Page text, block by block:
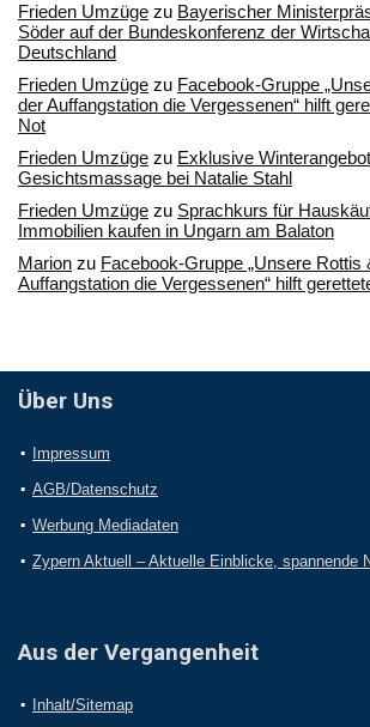
Frieden Umzüge zu Bayerischer
Söder auf der Bundeskonferenz der
Deutschland
Frieden Umzüge zu Facebook-Gruppe
der Auffangstation die Vergessenen“ hilft
Not
Frieden Umzüge zu Exklusive
Gesichtsmassage bei Natalie Stahl
Frieden Umzüge zu Sprachkurs für
Immobilien kaufen in Ungarn am Balaton
Marion zu Facebook-Gruppe „Unsere Rottis
Auffangstation die Vergessenen“ hilft
Über Uns
Impressum
AGB/Datenschutz
Werbung Mediadaten
Zypern Aktuell – Aktuelle Einblicke, spannende
Aus der Vergangenheit
Inhalt/Sitemap